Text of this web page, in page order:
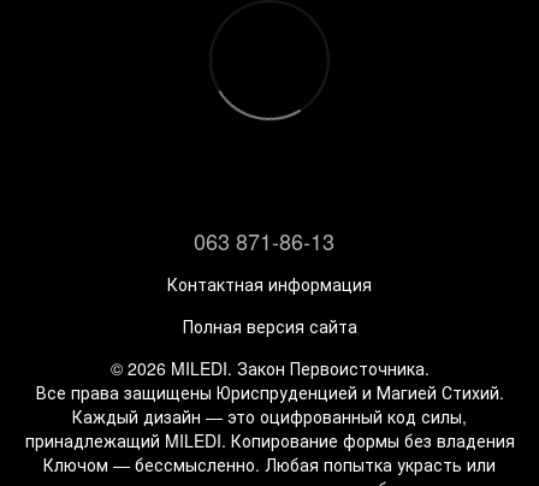
063 871-86-13
Контактная информация
Полная версия сайта
© 2026 MILEDI. Закон Первоисточника.
Все права защищены Юриспруденцией и Магией Стихий.
Каждый дизайн — это оцифрованный код силы,
принадлежащий MILEDI. Копирование формы без владения
Ключом — бессмысленно. Любая попытка украсть или